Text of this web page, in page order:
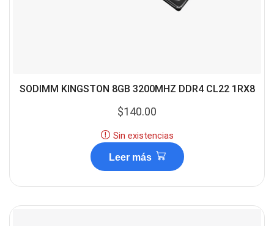
SODIMM KINGSTON 8GB 3200MHZ DDR4 CL22 1RX8
$140.00
Sin existencias
Leer más